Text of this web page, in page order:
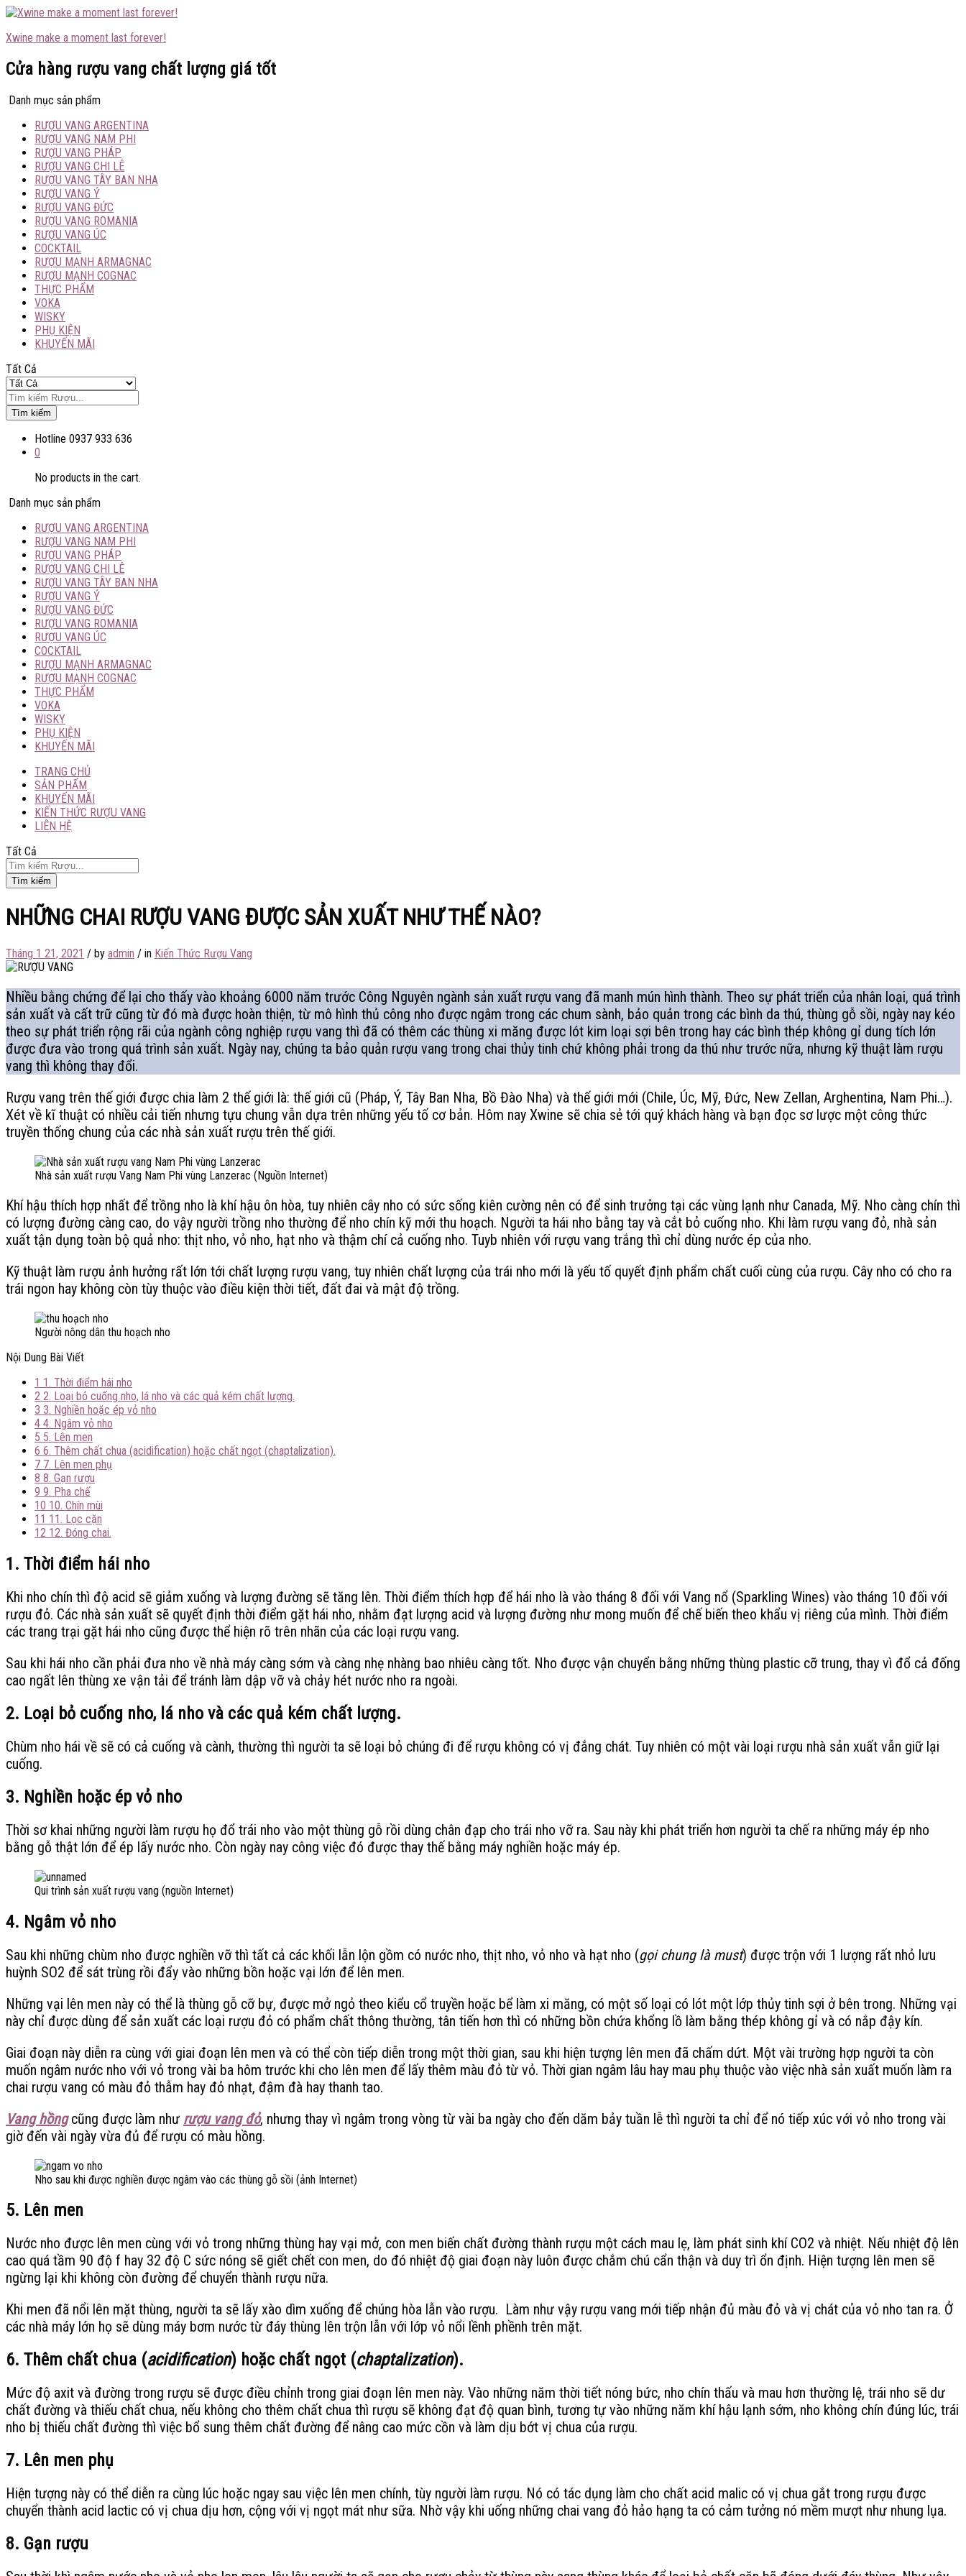
Xwine make a moment last forever!
Cửa hàng rượu vang chất lượng giá tốt
Danh mục sản phẩm
RƯỢU VANG ARGENTINA
RƯỢU VANG NAM PHI
RƯỢU VANG PHÁP
RƯỢU VANG CHI LÊ
RƯỢU VANG TÂY BAN NHA
RƯỢU VANG Ý
RƯỢU VANG ĐỨC
RƯỢU VANG ROMANIA
RƯỢU VANG ÚC
COCKTAIL
RƯỢU MẠNH ARMAGNAC
RƯỢU MẠNH COGNAC
THỰC PHẨM
VOKA
WISKY
PHỤ KIỆN
KHUYẾN MÃI
Tất Cả
Tìm kiếm
Hotline 0937 933 636
0
No products in the cart.
Danh mục sản phẩm
RƯỢU VANG ARGENTINA
RƯỢU VANG NAM PHI
RƯỢU VANG PHÁP
RƯỢU VANG CHI LÊ
RƯỢU VANG TÂY BAN NHA
RƯỢU VANG Ý
RƯỢU VANG ĐỨC
RƯỢU VANG ROMANIA
RƯỢU VANG ÚC
COCKTAIL
RƯỢU MẠNH ARMAGNAC
RƯỢU MẠNH COGNAC
THỰC PHẨM
VOKA
WISKY
PHỤ KIỆN
KHUYẾN MÃI
TRANG CHỦ
SẢN PHẨM
KHUYẾN MÃI
KIẾN THỨC RƯỢU VANG
LIÊN HỆ
Tất Cả
Tìm kiếm
NHỮNG CHAI RƯỢU VANG ĐƯỢC SẢN XUẤT NHƯ THẾ NÀO?
Tháng 1 21, 2021 / by admin / in Kiến Thức Rượu Vang
Nhiều bằng chứng để lại cho thấy vào khoảng 6000 năm trước Công Nguyên ngành sản xuất rượu vang đã manh mún hình thành. Theo sự phát triển của nhân loại, quá trình
sản xuất và cất trữ cũng từ đó mà được hoàn thiện, từ mô hình thủ công nho được ngâm trong các chum sành, bảo quản trong các bình da thú, thùng gỗ sồi, ngày nay kéo
theo sự phát triển rộng rãi của ngành công nghiệp rượu vang thì đã có thêm các thùng xi măng được lót kim loại sợi bên trong hay các bình thép không gỉ dung tích lớn
được đưa vào trong quá trình sản xuất. Ngày nay, chúng ta bảo quản rượu vang trong chai thủy tinh chứ không phải trong da thú như trước nữa, nhưng kỹ thuật làm rượu
vang thì không thay đổi.
Rượu vang trên thế giới được chia làm 2 thế giới là: thế giới cũ (Pháp, Ý, Tây Ban Nha, Bồ Đào Nha) và thế giới mới (Chile, Úc, Mỹ, Đức, New Zellan, Arghentina, Nam Phi…).
Xét về kĩ thuật có nhiều cải tiến nhưng tựu chung vẫn dựa trên những yếu tố cơ bản. Hôm nay Xwine sẽ chia sẻ tới quý khách hàng và bạn đọc sơ lược một công thức
truyền thống chung của các nhà sản xuất rượu trên thế giới.
Nhà sản xuất rượu Vang Nam Phi vùng Lanzerac (Nguồn Internet)
Khí hậu thích hợp nhất để trồng nho là khí hậu ôn hòa, tuy nhiên cây nho có sức sống kiên cường nên có để sinh trưởng tại các vùng lạnh như Canada, Mỹ. Nho càng chín thì
có lượng đường càng cao, do vậy người trồng nho thường để nho chín kỹ mới thu hoạch. Người ta hái nho bằng tay và cắt bỏ cuống nho. Khi làm rượu vang đỏ, nhà sản
xuất tận dụng toàn bộ quả nho: thịt nho, vỏ nho, hạt nho và thậm chí cả cuống nho. Tuyb nhiên với rượu vang trắng thì chỉ dùng nước ép của nho.
Kỹ thuật làm rượu ảnh hưởng rất lớn tới chất lượng rượu vang, tuy nhiên chất lượng của trái nho mới là yếu tố quyết định phẩm chất cuối cùng của rượu. Cây nho có cho ra
trái ngon hay không còn tùy thuộc vào điều kiện thời tiết, đất đai và mật độ trồng.
Người nông dân thu hoạch nho
Nội Dung Bài Viết
1 1. Thời điểm hái nho
2 2. Loại bỏ cuống nho, lá nho và các quả kém chất lượng.
3 3. Nghiền hoặc ép vỏ nho
4 4. Ngâm vỏ nho
5 5. Lên men
6 6. Thêm chất chua (acidification) hoặc chất ngọt (chaptalization).
7 7. Lên men phụ
8 8. Gạn rượu
9 9. Pha chế
10 10. Chín mùi
11 11. Lọc cặn
12 12. Đóng chai.
1. Thời điểm hái nho
Khi nho chín thì độ acid sẽ giảm xuống và lượng đường sẽ tăng lên. Thời điểm thích hợp để hái nho là vào tháng 8 đối với Vang nổ (Sparkling Wines) vào tháng 10 đối với
rượu đỏ. Các nhà sản xuất sẽ quyết định thời điểm gặt hái nho, nhằm đạt lượng acid và lượng đường như mong muốn để chế biến theo khẩu vị riêng của mình. Thời điểm
các trang trại gặt hái nho cũng được thể hiện rõ trên nhãn của các loại rượu vang.
Sau khi hái nho cần phải đưa nho về nhà máy càng sớm và càng nhẹ nhàng bao nhiêu càng tốt. Nho được vận chuyển bằng những thùng plastic cỡ trung, thay vì đổ cả đống
cao ngất lên thùng xe vận tải để tránh làm dập vỡ và chảy hét nước nho ra ngoài.
2. Loại bỏ cuống nho, lá nho và các quả kém chất lượng.
Chùm nho hái về sẽ có cả cuống và cành, thường thì người ta sẽ loại bỏ chúng đi để rượu không có vị đắng chát. Tuy nhiên có một vài loại rượu nhà sản xuất vẫn giữ lại
cuống.
3. Nghiền hoặc ép vỏ nho
Thời sơ khai những người làm rượu họ đổ trái nho vào một thùng gỗ rồi dùng chân đạp cho trái nho vỡ ra. Sau này khi phát triển hơn người ta chế ra những máy ép nho
bằng gỗ thật lớn để ép lấy nước nho. Còn ngày nay công việc đó được thay thế bằng máy nghiền hoặc máy ép.
Qui trình sản xuất rượu vang (nguồn Internet)
4. Ngâm vỏ nho
Sau khi những chùm nho được nghiền vỡ thì tất cả các khối lẫn lộn gồm có nước nho, thịt nho, vỏ nho và hạt nho (gọi chung là must) được trộn với 1 lượng rất nhỏ lưu
huỳnh SO2 để sát trùng rồi đẩy vào những bồn hoặc vại lớn để lên men.
Những vại lên men này có thể là thùng gỗ cỡ bự, được mở ngỏ theo kiểu cổ truyền hoặc bể làm xi măng, có một số loại có lót một lớp thủy tinh sợi ở bên trong. Những vại
này chỉ được dùng để sản xuất các loại rượu đỏ có phẩm chất thông thường, tân tiến hơn thì có những bồn chứa khổng lồ làm bằng thép không gỉ và có nắp đậy kín.
Giai đoạn này diễn ra cùng với giai đoạn lên men và có thể còn tiếp diễn trong một thời gian, sau khi hiện tượng lên men đã chấm dứt. Một vài trường hợp người ta còn
muốn ngâm nước nho với vỏ trong vài ba hôm trước khi cho lên men để lấy thêm màu đỏ từ vỏ. Thời gian ngâm lâu hay mau phụ thuộc vào việc nhà sản xuất muốn làm ra
chai rượu vang có màu đỏ thẫm hay đỏ nhạt, đậm đà hay thanh tao.
Vang hồngcũng được làm như rượu vang đỏ, nhưng thay vì ngâm trong vòng từ vài ba ngày cho đến dăm bảy tuần lễ thì người ta chỉ để nó tiếp xúc với vỏ nho trong vài
giờ đến vài ngày vừa đủ để rượu có màu hồng.
Nho sau khi được nghiền được ngâm vào các thùng gỗ sồi (ảnh Internet)
5. Lên men
Nước nho được lên men cùng với vỏ trong những thùng hay vại mở, con men biến chất đường thành rượu một cách mau lẹ, làm phát sinh khí CO2 và nhiệt. Nếu nhiệt độ lên
cao quá tầm 90 độ f hay 32 độ C sức nóng sẽ giết chết con men, do đó nhiệt độ giai đoạn này luôn được chắm chú cẩn thận và duy trì ổn định. Hiện tượng lên men sẽ
ngừng lại khi không còn đường để chuyển thành rượu nữa.
Khi men đã nổi lên mặt thùng, người ta sẽ lấy xào dìm xuống để chúng hòa lẫn vào rượu. Làm như vậy rượu vang mới tiếp nhận đủ màu đỏ và vị chát của vỏ nho tan ra. Ở
các nhà máy lớn họ sẽ dùng máy bơm nước từ đáy thùng lên trộn lẫn với lớp vỏ nổi lềnh phềnh trên mặt.
6. Thêm chất chua (acidification) hoặc chất ngọt (chaptalization).
Mức độ axit và đường trong rượu sẽ được điều chỉnh trong giai đoạn lên men này. Vào những năm thời tiết nóng bức, nho chín thấu và mau hơn thường lệ, trái nho sẽ dư
chất đường và thiếu chất chua, nếu không cho thêm chất chua thì rượu sẽ không đạt độ quan bình, tương tự vào những năm khí hậu lạnh sớm, nho không chín đúng lúc, trái
nho bị thiếu chất đường thì việc bổ sung thêm chất đường để nâng cao mức cồn và làm dịu bớt vị chua của rượu.
7. Lên men phụ
Hiện tượng này có thể diễn ra cùng lúc hoặc ngay sau việc lên men chính, tùy người làm rượu. Nó có tác dụng làm cho chất acid malic có vị chua gắt trong rượu được
chuyển thành acid lactic có vị chua dịu hơn, cộng với vị ngọt mát như sữa. Nhờ vậy khi uống những chai vang đỏ hảo hạng ta có cảm tưởng nó mềm mượt như nhung lụa.
8. Gạn rượu